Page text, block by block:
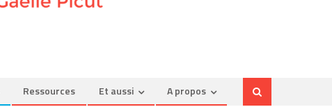
Ressources Et aussi A propos